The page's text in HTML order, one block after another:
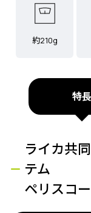
約210g
特長
ライカ共
テム
ペリスコ